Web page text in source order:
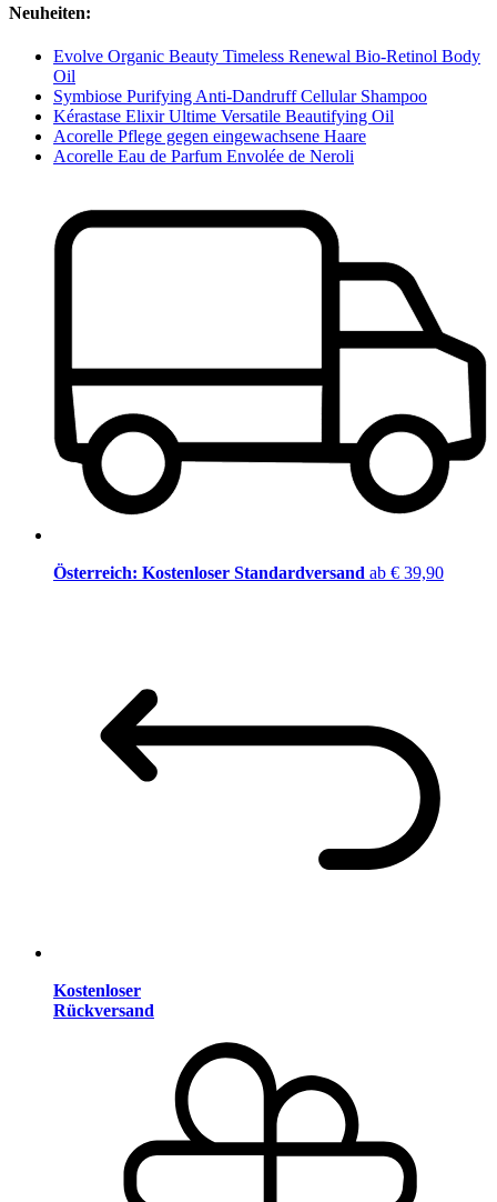
Neuheiten:
Evolve Organic Beauty Timeless Renewal Bio-Retinol Body
Oil
Symbiose Purifying Anti-Dandruff Cellular Shampoo
Kérastase Elixir Ultime Versatile Beautifying Oil
Acorelle Pflege gegen eingewachsene Haare
Acorelle Eau de Parfum Envolée de Neroli
Österreich: Kostenloser Standardversand ab € 39,90
Kostenloser
Rückversand